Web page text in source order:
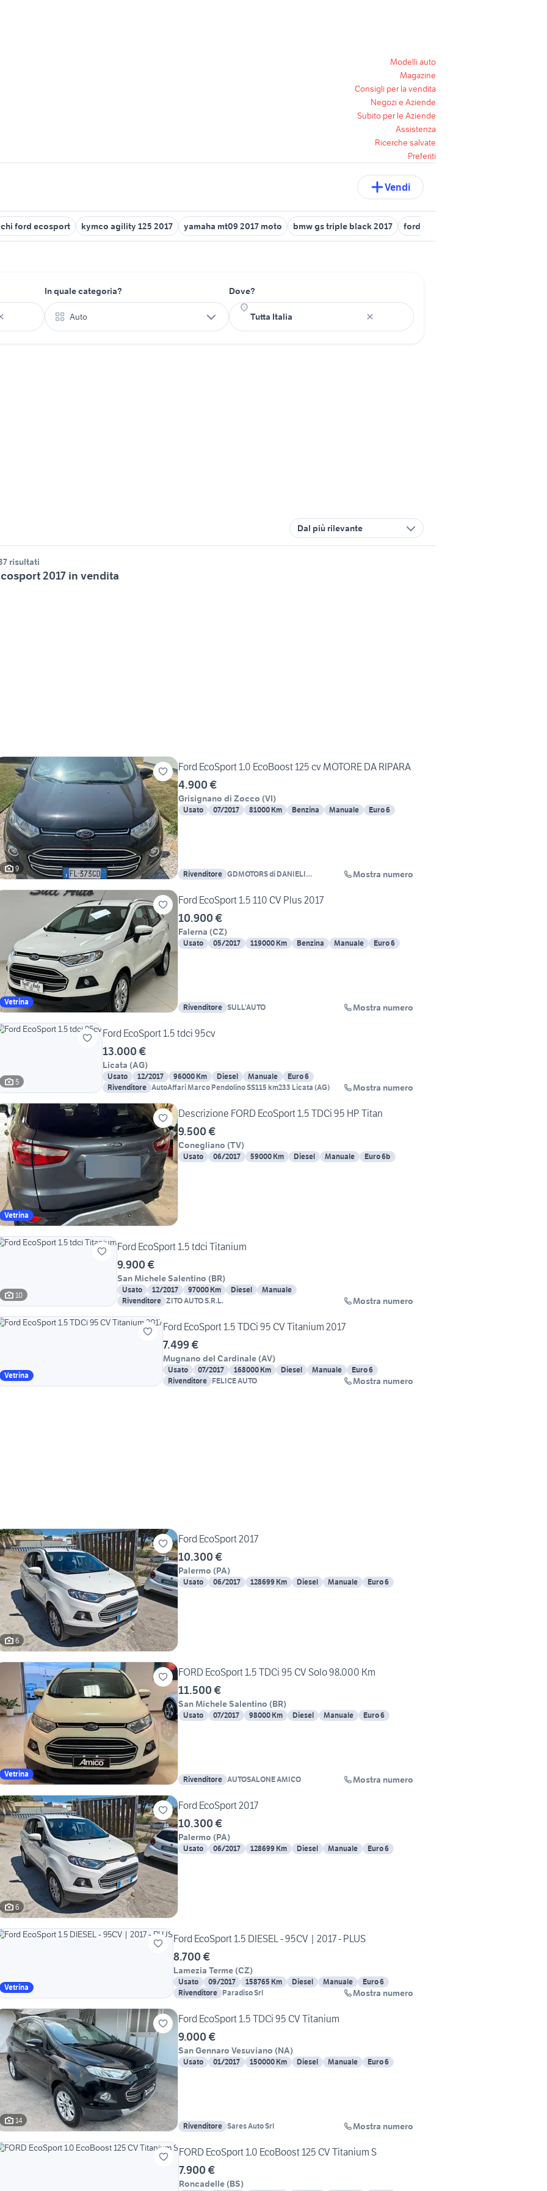
Modelli auto
Magazine
Consigli per la vendita
Negozi e Aziende
Subito per le Aziende
Assistenza
Ricerche salvate
Preferiti
Vendi
ford ecosport kymco agility 125 2017 yamaha mt09 2017 moto bmw gs triple black 2017 ford c max titanium 2017
In quale categoria?
Auto
Dove?
Dal più rilevante
risultati
2017 in vendita
9
Ford EcoSport 1.0 EcoBoost 125 cv MOTORE DA RIPARA
4.900 €
Grisignano di Zocco (VI)
Usato 07/2017 81000 Km Benzina Manuale Euro 6
Rivenditore GDMOTORS di DANIELI
Mostra numero
Vetrina
Ford EcoSport 1.5 110 CV Plus 2017
10.900 €
Falerna (CZ)
Usato 05/2017 119000 Km Benzina Manuale Euro 6
Rivenditore SULL'AUTO Mostra numero
5
Ford EcoSport 1.5 tdci 95cv
13.000 €
Licata (AG)
Usato 12/2017 96000 Km Diesel Manuale
Euro 6
Rivenditore AutoAffari Marco Pendolino SS115 km233 Licata (AG) Mostra numero
Vetrina
Descrizione FORD EcoSport 1.5 TDCi 95 HP Titan
9.500 €
Conegliano (TV)
Usato 06/2017 59000 Km Diesel Manuale Euro 6b
10
Ford EcoSport 1.5 tdci Titanium
9.900 €
San Michele Salentino (BR)
Usato 12/2017 97000 Km Diesel
Manuale
Rivenditore ZITO AUTO S.R.L. Mostra numero
Vetrina
Ford EcoSport 1.5 TDCi 95 CV Titanium 2017
7.499 €
Mugnano del Cardinale (AV)
Usato 07/2017 168000 Km Diesel Manuale
Euro 6
Rivenditore FELICE AUTO Mostra numero
6
Ford EcoSport 2017
10.300 €
Palermo (PA)
Usato 06/2017 128699 Km Diesel Manuale Euro 6
Vetrina
FORD EcoSport 1.5 TDCi 95 CV Solo 98.000 Km
11.500 €
San Michele Salentino (BR)
Usato 07/2017 98000 Km Diesel Manuale Euro 6
Rivenditore AUTOSALONE AMICO Mostra numero
6
Ford EcoSport 2017
10.300 €
Palermo (PA)
Usato 06/2017 128699 Km Diesel Manuale Euro 6
Vetrina
Ford EcoSport 1.5 DIESEL - 95CV | 2017 - PLUS
8.700 €
Lamezia Terme (CZ)
Usato 09/2017 158765 Km Diesel Manuale
Euro 6
Rivenditore Paradiso Srl Mostra numero
14
Ford EcoSport 1.5 TDCi 95 CV Titanium
9.000 €
San Gennaro Vesuviano (NA)
Usato 01/2017 150000 Km Diesel Manuale Euro 6
Rivenditore Sares Auto Srl Mostra numero
FORD EcoSport 1.0 EcoBoost 125 CV Titanium S
7.900 €
Roncadelle (BS)